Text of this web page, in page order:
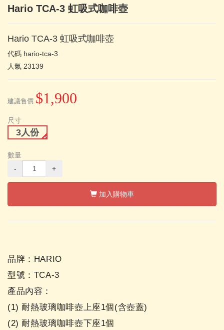
Hario TCA-3 虹吸式咖啡壺
Hario TCA-3 虹吸式咖啡壺
代碼 hario-tca-3
人氣 23139
建議售價 $1,900
尺寸
3人份
數量
-
+
加入購物車
品牌：HARIO
型號：TCA-3
產品內容：
(1) 耐熱玻璃咖啡壺上座1個(含壺蓋)
(2) 耐熱玻璃咖啡壺下座1個